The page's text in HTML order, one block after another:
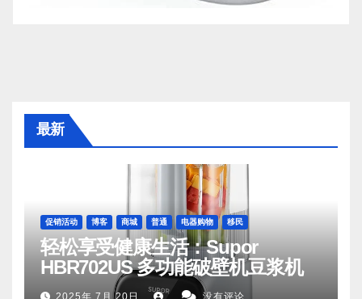
最新
促销活动 博客 商城 普通 电器购物 移民
轻松享受健康生活：Supor
HBR702US 多功能破壁机豆浆机
2025年 7月 20日 没有评论